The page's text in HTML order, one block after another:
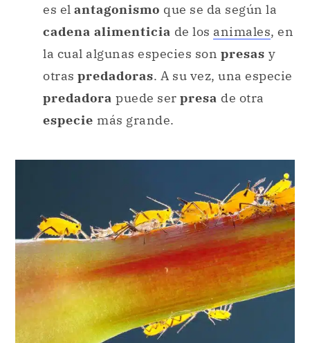
es el antagonismo que se da según la
cadena alimenticia de los animales, en
la cual algunas especies son presas y
otras predadoras. A su vez, una especie
predadora puede ser presa de otra
especie más grande.